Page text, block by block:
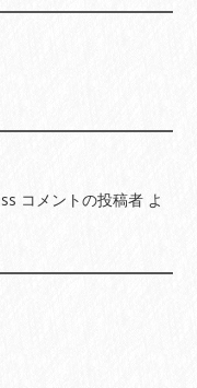
コメントの投稿者 よ